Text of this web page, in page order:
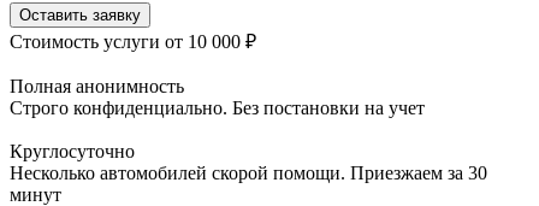
Оставить заявку
Стоимость услуги от 10 000 ₽
Полная анонимность
Строго конфиденциально. Без постановки на учет
Круглосуточно
Несколько автомобилей скорой помощи. Приезжаем за 30
минут